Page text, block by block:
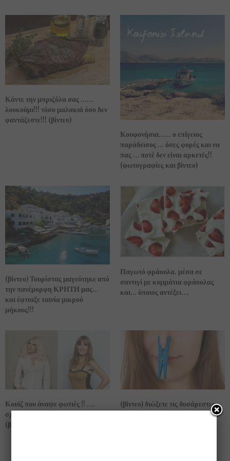
Κάντε την μπριζόλα σας ……
λουκούμι!!! τόσο μαλακιά όσο δεν
φαντάζεστε!!! (βίντεο)
Κουφονήσια…… ο επίγειος
παράδεισος … όσες φορές και να
πας … ποτέ δεν είναι αρκετές!!
(φωτογραφίες και βίντεο)
(βίντεο) Τουρίστας μαγεύτηκε από
την πανέμορφη ΚΡΗΤΗ μας…
και έφτιαξε ταινία μικρού
μήκους!!!
Παγωτό φράουλα, μέσα σε
σαντιγί με κομμάτια φράουλας
και… όποιος αντέξει….
Κουϊζ που άναψε φωτιές !! ….
σχετικά με ηλικίες επωνύμων …
(βίντεο)
(βίντεο) διώξετε τις δυσάρεστες
μυρωδιές από τα τάπερ σας…